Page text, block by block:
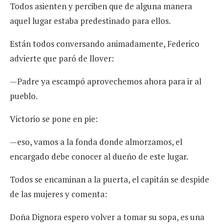
Todos asienten y perciben que de alguna manera
aquel lugar estaba predestinado para ellos.
Están todos conversando animadamente, Federico
advierte que paró de llover:
—Padre ya escampó aprovechemos ahora para ir al
pueblo.
Victorio se pone en pie:
—eso, vamos a la fonda donde almorzamos, el
encargado debe conocer al dueño de este lugar.
Todos se encaminan a la puerta, el capitán se despide
de las mujeres y comenta:
Doña Dignora espero volver a tomar su sopa, es una